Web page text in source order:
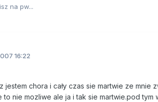
na pw...
16:22
jestem chora i cały czas sie martwie ze mnie
to nie mozliwe ale ja i tak sie martwie.pod tym